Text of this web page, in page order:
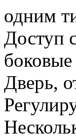
одним
Доступ
Дверь,